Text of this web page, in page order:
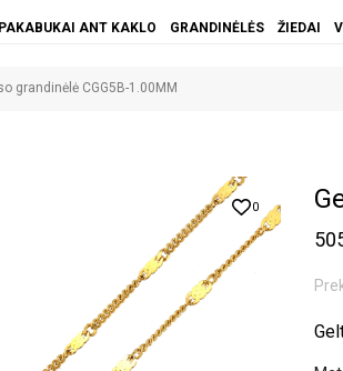
PAKABUKAI ANT KAKLO GRANDINĖLĖS ŽIEDAI
grandinėlė CGG5B-1.00MM
0